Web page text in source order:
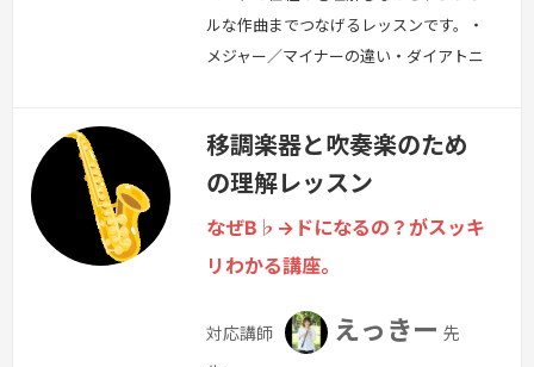
ルな作曲までつなげるレッスンです。・
メジャー／マイナーの違い・ダイアトニ
奏と構成の考え方初心者の「わからな
い」を一緒に整理します。
移調楽器と吹奏楽のため
の理解レッスン
なぜB♭→ドになるの？がスッキ
リわかる講座。
対応講師 えっきー 先